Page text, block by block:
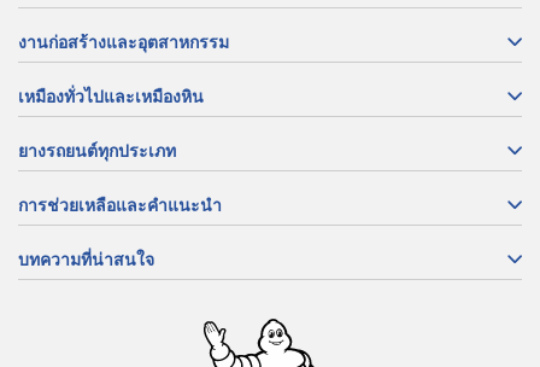
งานก่อสร้างและอุตสาหกรรม
เหมืองทั่วไปและเหมืองหิน
ยางรถยนต์ทุกประเภท
การช่วยเหลือและคำแนะนำ
บทความที่น่าสนใจ